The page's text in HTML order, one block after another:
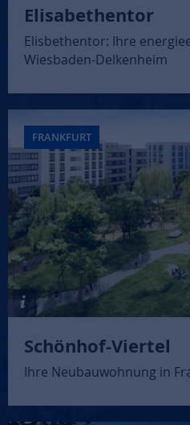
Elisabethentor
Elisbethentor: Ihre
Wiesbaden-Delkenheim
FRANKFURT
Schönhof-Viertel
Ihre Neubauwohnung in